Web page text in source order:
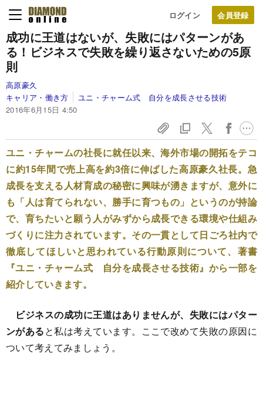
ログイン
成功に王道はないが、失敗にはパターンがあ
る！ ビジネスで失敗を繰り返さないための5原
則
高原豪久
キャリア・働き方
ユニ・チャーム式 自分を成長させる技術
2016年6月15日 4:50
ユニ・チャームの社長に就任以来、海外市場の開拓をテコ
に約15年間で売上高を約3倍に伸ばした高原豪久社長。急
成長を支える人材育成の秘密に興味が湧きますが、意外に
も「人は育てられない、勝手に育つもの」というのが持論
で、育ちたいと願う人がみずから成長できる環境や仕組み
づくりに注力されています。その一貫として日ごろ社内で
徹底してほしいと思われている行動原則について、著書
『ユニ・チャーム式 自分を成長させる技術』から一部を
紹介していきます。
ビジネスの成功に王道はありませんが、失敗にはパター
ンがあると私は考えています。ここで改めて失敗の原因に
ついて考えてみましょう。